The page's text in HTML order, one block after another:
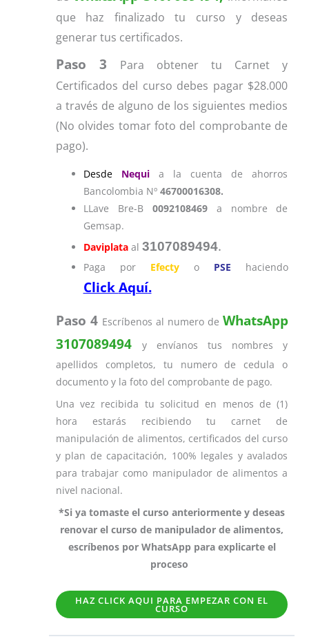
que haz finalizado tu curso y deseas
generar tus certificados.
Paso 3
Para obtener tu Carnet y
Certificados del curso debes pagar $28.000
a través de alguno de los siguientes medios
(No olvides tomar foto del comprobante de
pago).
DesdeNequia la cuenta de ahorros
Bancolombia Nº 46700016308.
LLave Bre-B 0092108469a nombre de
Gemsap.
Daviplataal 3107089494.
Paga por Efecty oPSE haciendo
Click Aquí.
Paso 4 Escríbenos al numero de WhatsApp
3107089494
y envíanos tus nombres y
apellidos completos, tu numero de cedula o
documento y la foto del comprobante de pago.
Una vez recibida tu solicitud en menos de (1)
hora estarás recibiendo tu carnet de
manipulación de alimentos, certificados del curso
y plan de capacitación, 100% legales y avalados
para trabajar como manipulador de alimentos a
nivel nacional.
*Si ya tomaste el curso anteriormente y deseas
renovar el curso de manipulador de alimentos,
escríbenos por WhatsApp para explicarte el
proceso
HAZ CLICK AQUI PARA EMPEZAR CON EL
CURSO